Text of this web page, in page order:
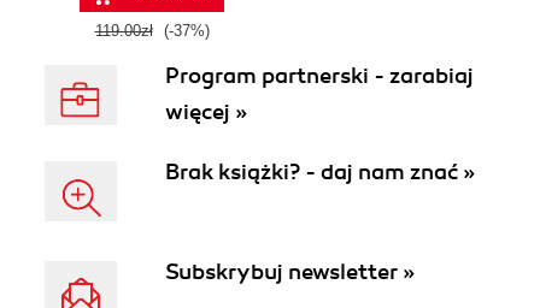
III
119.00zł (-37%)
Program partnerski - zarabiaj
więcej »
Brak książki? - daj nam znać »
Subskrybuj newsletter »